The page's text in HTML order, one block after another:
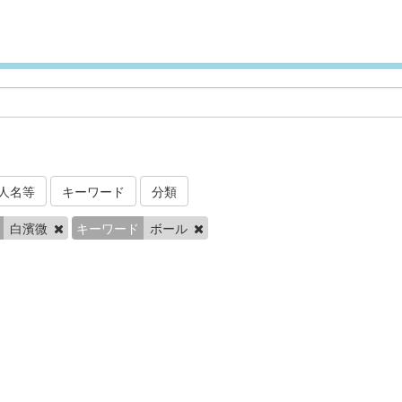
名等 キーワード 分類
白濱微 キーワード ボール